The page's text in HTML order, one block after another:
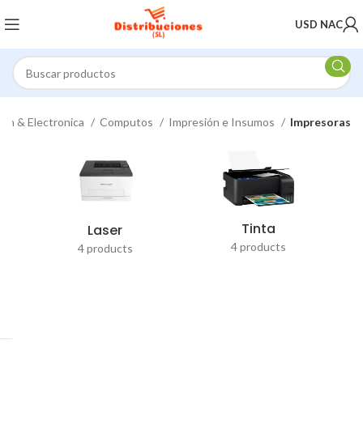
USD NAC
& Electronica Computos Impresión e Insumos Impresoras
Laser
4 products
Tinta
4 products